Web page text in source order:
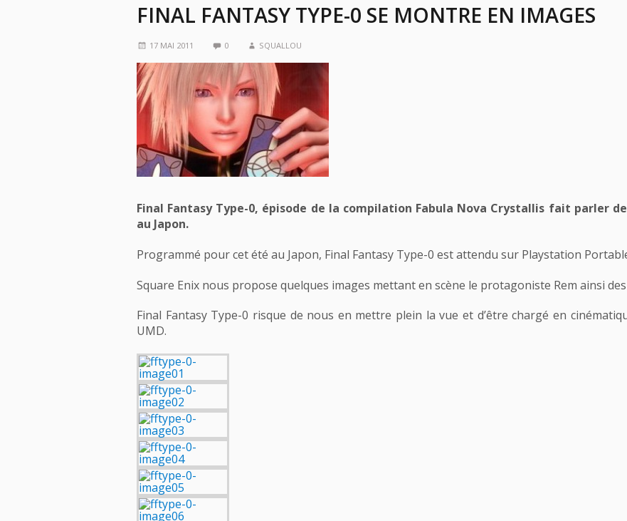
FINAL FANTASY TYPE-0 SE MONTRE EN IMAGES
17 MAI 2011 0 SQUALLOU
Final Fantasy Type-0, épisode de la compilation Fabula Nova Crystallis fait parler
au Japon.
Programmé pour cet été au Japon, Final Fantasy Type-0 est attendu sur Playstation
Square Enix nous propose quelques images mettant en scène le protagoniste Rem ainsi
Final Fantasy Type-0 risque de nous en mettre plein la vue et d’être chargé en
UMD.